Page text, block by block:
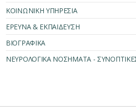
ΚΟΙΝΩΝΙΚΗ ΥΠΗΡΕΣΙΑ
ΕΡΕΥΝΑ & ΕΚΠΑΙΔΕΥΣΗ
ΒΙΟΓΡΑΦΙΚΑ
ΝΕΥΡΟΛΟΓΙΚΑ ΝΟΣΗΜΑΤΑ -